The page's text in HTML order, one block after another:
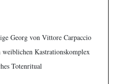
Georg von Vittore Carpaccio
Kastrationskomplex
Totenritual